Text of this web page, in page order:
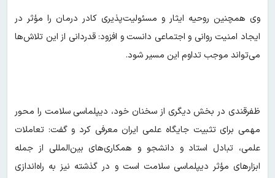
وی همچنین روحیه ایثار و مسئولیت‌پذیری کادر درمان را مؤثر در
ایجاد امنیت روانی و اجتماعی دانست و افزود: قدردانی از این تلاش‌ها
می‌تواند موجب تداوم این مسیر شود.
ظفرقندی در بخش دیگری از سخنان خود، دیپلماسی سلامت را محور
مهمی برای تثبیت جایگاه علمی ایران معرفی کرد و گفت: تعاملات
علمی، تبادل استاد و دانشجو و همکاری‌های بین‌المللی از جمله
ابزارهای مؤثر دیپلماسی سلامت است و در گذشته نیز به راه‌اندازی